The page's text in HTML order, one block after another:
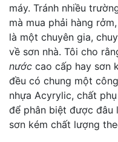
máy. Tránh nhiều
mà mua phải hàng
là một chuyên gia,
về sơn nhà. Tôi cho
nước cao cấp hay sơn
đều có chung một
nhựa Acyrylic, chất
để phân biệt được đâu
sơn kém chất lượng